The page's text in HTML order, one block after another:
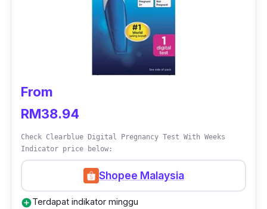
From
RM38.94
Check Clearblue Digital Pregnancy Test With Weeks
Indicator price below:
Shopee Malaysia
add_circleTerdapat indikator minggu